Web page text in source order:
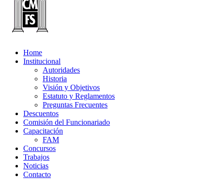
Home
Institucional
Autoridades
Historia
Visión y Objetivos
Estatuto y Reglamentos
Preguntas Frecuentes
Descuentos
Comisión del Funcionariado
Capacitación
FAM
Concursos
Trabajos
Noticias
Contacto